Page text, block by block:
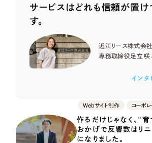
一過性の広告に頼らず、「仕組み」と「ノウハウ」
を残す資産型DX支援をご提供します
マーケティングDX支援
制作実績
コーポレート・企業サイト （278件）
ブランドサイト・サービスサイト
ポータルサイト・メディアサイト
LP（ランディングページ） （28件）
サービスはどれも信頼が置
す。
近江リース株式会社
専務取締役足立 咲
イン
Webサイト制作 コーポレ
作るだけじゃなく、"育
おかげで反響数はリニ
になりました。